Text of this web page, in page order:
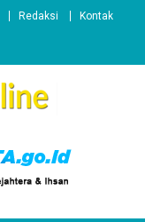
Redaksi Kontak